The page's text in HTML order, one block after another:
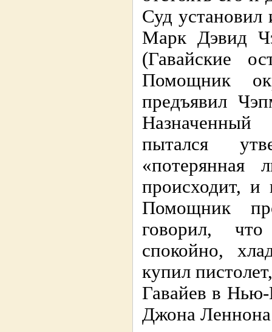
Суд установил
Марк Дэвид
(Гавайские
Помощник
предъявил
Назначенный
пытался
«потерянная
происходит, и
Помощник
говорил, что
спокойно,
купил
Гавайев в
Джона